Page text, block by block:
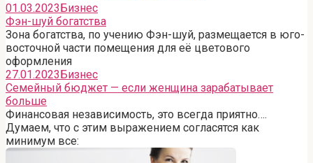
01.03.2023Бизнес
Фэн-шуй богатства
Зона богатства, по учению Фэн-шуй, размещается в юго-
восточной части помещения для её цветового
оформления
27.01.2023Бизнес
Семейный бюджет — если женщина зарабатывает
больше
Финансовая независимость, это всегда приятно….
Думаем, что с этим выражением согласятся как
минимум все: